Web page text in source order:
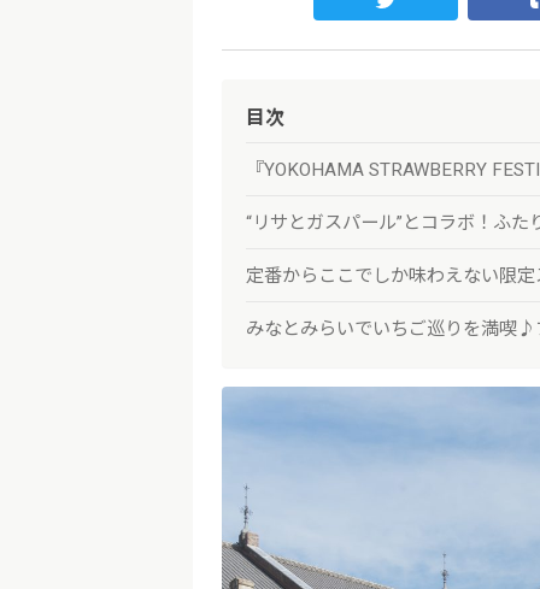
目次
『YOKOHAMA STRAWBERRY
“リサとガスパール”とコラボ！ふ
定番からここでしか味わえない限
みなとみらいでいちご巡りを満喫